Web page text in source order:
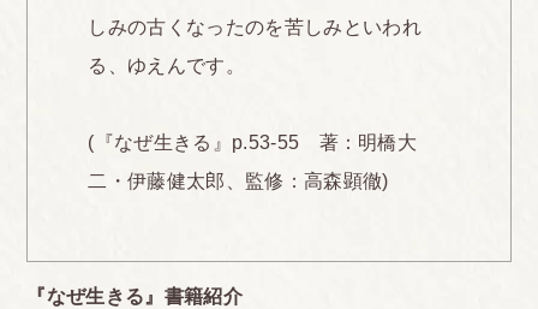
しみの古くなったのを苦しみといわれ
る、ゆえんです。
(『なぜ生きる』p.53-55 著：明橋大
二・伊藤健太郎、監修：高森顕徹)
『なぜ生きる』書籍紹介